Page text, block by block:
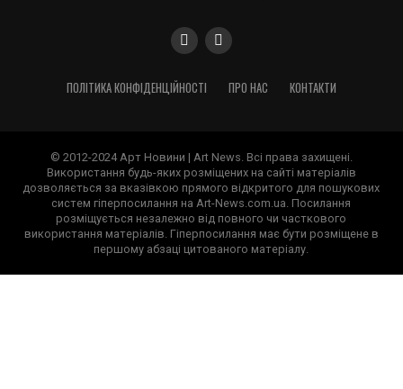
ПОЛІТИКА КОНФІДЕНЦІЙНОСТІ ПРО НАС КОНТАКТИ
© 2012-2024 Арт Новини | Art News. Всі права захищені.
Використання будь-яких розміщених на сайті матеріалів
дозволяється за вказівкою прямого відкритого для пошукових
систем гіперпосилання на Art-News.com.ua. Посилання
розміщується незалежно від повного чи часткового
використання матеріалів. Гіперпосилання має бути розміщене в
першому абзаці цитованого матеріалу.